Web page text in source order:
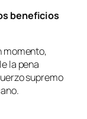
beneficios
momento,
la pena
supremo